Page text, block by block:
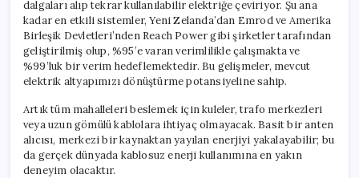
dalgaları alıp tekrar kullanılabilir elektriğe çeviriyor. Şu ana
kadar en etkili sistemler, Yeni Zelanda’dan Emrod ve Amerika
Birleşik Devletleri’nden Reach Power gibi şirketler tarafından
geliştirilmiş olup, %95’e varan verimlilikle çalışmakta ve
%99’luk bir verim hedeflemektedir. Bu gelişmeler, mevcut
elektrik altyapımızı dönüştürme potansiyeline sahip.
Artık tüm mahalleleri beslemek için kuleler, trafo merkezleri
veya uzun gömülü kablolara ihtiyaç olmayacak. Basit bir anten
alıcısı, merkezi bir kaynaktan yayılan enerjiyi yakalayabilir; bu
da gerçek dünyada kablosuz enerji kullanımına en yakın
deneyim olacaktır.